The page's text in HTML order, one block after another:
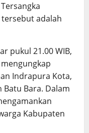
adalah
pukul 21.00 WIB,
Indrapura Kota,
Bara. Dalam
Kabupaten